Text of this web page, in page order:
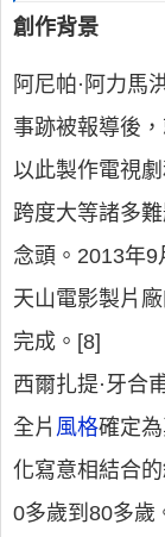
創作背景
阿尼帕·阿力馬
事跡被報導後
以此製作電視
跨度大等諸多
念頭。2013年9
天山電影製片
完成。[8]
西爾扎提·牙合
全片 風格確定
化寫意相結合
0多歲到80多歲